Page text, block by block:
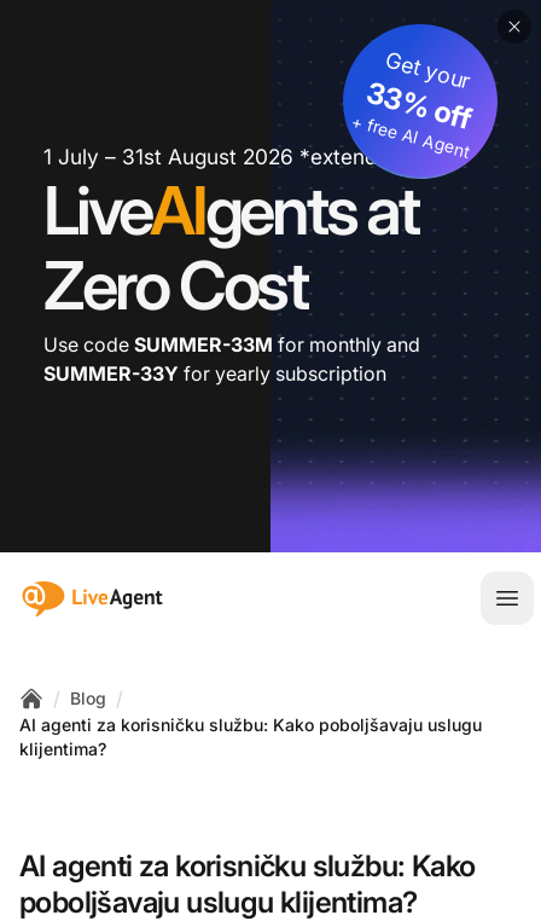
1 July – 31st August 2026 *extended
LiveAIgents at
Zero Cost
Get your
33% off
+ free AI Agent
Use code SUMMER-33M for monthly and
SUMMER-33Y for yearly subscription
:site.title
Home
/ Blog /
AI agenti za korisničku službu: Kako poboljšavaju uslugu
klijentima?
AI agenti za korisničku službu: Kako
poboljšavaju uslugu klijentima?